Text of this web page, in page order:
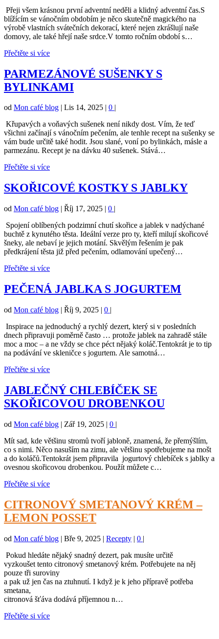
Přeji všem krásnou první adventní neděli a klidný adventní čas.S
blížícím se vánočním obdobím je něco skutečně magického na
výrobě vlastních svátečních dekorací, které nejen zkrášlují naše
domovy, ale také hřejí naše srdce.V tomto ročním období s…
Přečtěte si více
PARMEZÁNOVÉ SUŠENKY S
BYLINKAMI
od Mon café blog Lis 14, 2025 0
Křupavých a voňavých sušenek není nikdy dost. Vím, že teď
všichni začínají s vánočním pečením, ale tenhle recept na sušenky se
vám bude určitě také hodit. Jsou slané, voní po bylinkách, másle a
parmezánu. Recept je na dávku 40 sušenek. Stává…
Přečtěte si více
SKOŘICOVÉ KOSTKY S JABLKY
od Mon café blog | Říj 17, 2025 | 0 |
Spojení oblíbených podzimní chutí skořice a jablek v nadýchané
buchtě z kynutého těsta. Ideální verze pro ty, kteří milují skořicové
šneky, ale nebaví je jejich motání. Skvělým řešením je pak
předkrájení těsta již před pečením, odlamování upečený…
Přečtěte si více
PEČENÁ JABLKA S JOGURTEM
od Mon café blog | Říj 9, 2025 | 0 |
Inspirace na jednoduchý a rychlý dezert, který si v posledních
dnech připravuji poměrně často … protože jablek na zahradě stále
moc a moc – a ne vždy se chce péct nějaký koláč.Tentokrát je to tip
na podávání ve skleničce s jogurtem. Ale samotná…
Přečtěte si více
JABLEČNÝ CHLEBÍČEK SE
SKOŘICOVOU DROBENKOU
od Mon café blog | Zář 19, 2025 | 0 |
Mít sad, kde většinu stromů tvoří jabloně, znamená, že přemýšlím,
co s nimi. Něco nasuším na zimu, ale většinu spotřebujeme na mošt
a do koláčů.Tentokrát jsem připravila jogurtový chlebíček s jablky a
ovesnou skořicovou drobenkou. Použít můžete c…
Přečtěte si více
CITRONOVÝ SMETANOVÝ KRÉM –
LEMON POSSET
od Mon café blog | Bře 9, 2025 | Recepty | 0 |
Pokud hledáte nějaký snadný dezert, pak musíte určitě
vyzkoušet tento citronový smetanový krém. Potřebujete na něj
pouze tři suroviny
a pak už jen čas na ztuhnutí. I když je k jeho přípravě potřeba
smetana,
citronová šťáva dodává příjemnou n…
Přečtěte si více